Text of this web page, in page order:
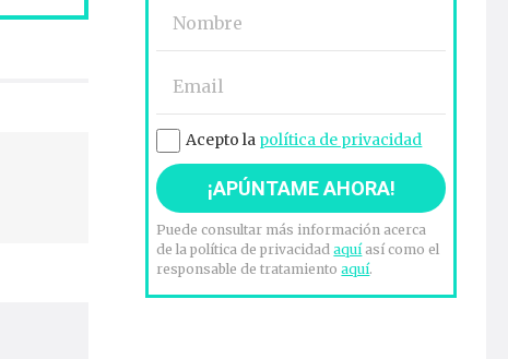
Acepto la política de privacidad
Puede consultar más información acerca
de la política de privacidadaquíasí como el
responsable de tratamientoaquí.